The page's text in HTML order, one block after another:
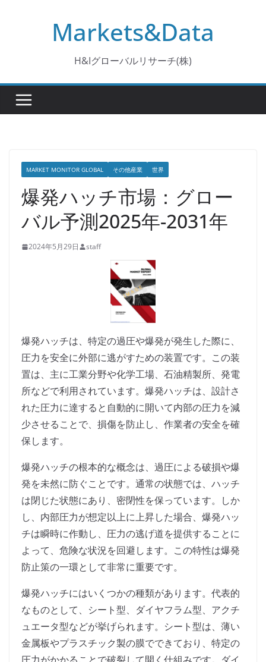
Markets&Data
H&Iグローバルリサーチ(株)
MARKET MONITOR GLOBAL その他産業 世界
爆発ハッチ市場：グロー
バル予測2025年-2031年
2024年5月29日 staff
爆発ハッチは、特定の過圧や爆発が発生した際に、
圧力を安全に外部に逃がすための装置です。この装
置は、主に工業分野や化学工場、石油精製所、発電
所などで利用されています。爆発ハッチは、設計さ
れた圧力に達すると自動的に開いて内部の圧力を減
少させることで、損傷を防止し、作業者の安全を確
保します。
爆発ハッチの根本的な概念は、過圧による破損や爆
発を未然に防ぐことです。通常の状態では、ハッチ
は閉じた状態にあり、密閉性を保っています。しか
し、内部圧力が想定以上に上昇した場合、爆発ハッ
チは瞬時に作動し、圧力の逃げ道を提供することに
よって、危険な状況を回避します。この特性は爆発
防止策の一環として非常に重要です。
爆発ハッチにはいくつかの種類があります。代表的
なものとして、シート型、ダイヤフラム型、アクチ
ュエータ型などが挙げられます。シート型は、薄い
金属板やプラスチック製の膜でできており、特定の